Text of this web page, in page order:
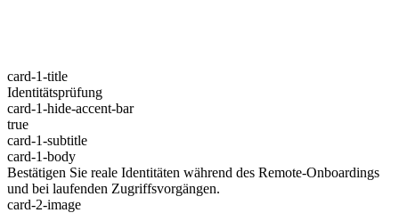
card-1-title
Identitätsprüfung
card-1-hide-accent-bar
true
card-1-subtitle
card-1-body
Bestätigen Sie reale Identitäten während des Remote-Onboardings
und bei laufenden Zugriffsvorgängen.
card-2-image